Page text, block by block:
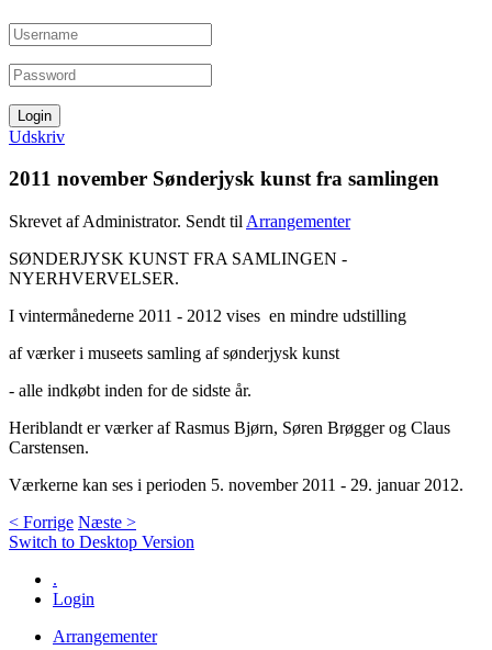
Udskriv
2011 november Sønderjysk kunst fra samlingen
Skrevet af Administrator. Sendt til Arrangementer
SØNDERJYSK KUNST FRA SAMLINGEN -
NYERHVERVELSER.
I vintermånederne 2011 - 2012 vises en mindre udstilling
af værker i museets samling af sønderjysk kunst
- alle indkøbt inden for de sidste år.
Heriblandt er værker af Rasmus Bjørn, Søren Brøgger og Claus
Carstensen.
Værkerne kan ses i perioden 5. november 2011 - 29. januar 2012.
< Forrige Næste >
Switch to Desktop Version
.
Login
Arrangementer